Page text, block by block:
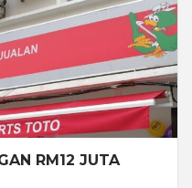
RM12 JUTA